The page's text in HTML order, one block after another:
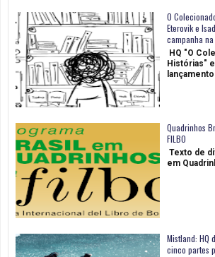
O
Eterovik e
campanha
HQ "O
Histórias"
Quadrinhos
FILBO
Texto de
em
Mistland: HQ
cinco partes